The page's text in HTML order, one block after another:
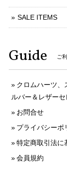
SALE ITEMS
Guide ご
クロムハーツ、
ルバー＆レザー
お問合せ
プライバシーポ
特定商取引法に
会員規約